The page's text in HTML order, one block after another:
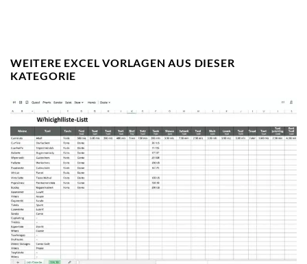
WEITERE EXCEL VORLAGEN AUS DIESER
KATEGORIE